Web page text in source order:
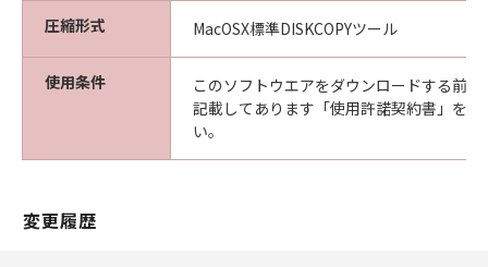
U.S. GOVERNMENT RESTRICTED RIGHTS
The Software is a "commercial item," as that
term is defined at 48 C.F.R. 2.101 (Oct 1995),
consisting of "commercial computer
Consistent with 48 C.F.R. 12.212 and 48 C.F.R.
圧縮形式 MacOSX標準DISKCOPYツール
使用条件
このソフトウエアをダウンロードする前
記載してあります「使用許諾契約書」を
い。
変更履歴